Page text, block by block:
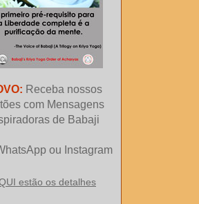
Receba nossos
com Mensagens
de Babaji
ou Instagram
estão os detalhes